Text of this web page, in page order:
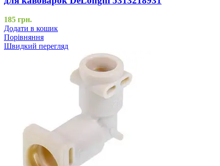
185 грн.
Додати в кошик
Порівняння
Швидкий перегляд